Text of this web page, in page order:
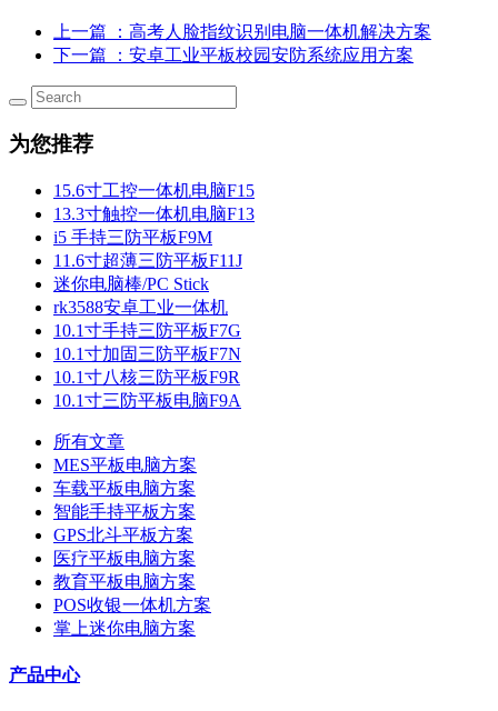
上一篇
：高考人脸指纹识别电脑一体机解决方案
下一篇
：安卓工业平板校园安防系统应用方案
为您推荐
15.6寸工控一体机电脑F15
13.3寸触控一体机电脑F13
i5 手持三防平板F9M
11.6寸超薄三防平板F11J
迷你电脑棒/PC Stick
rk3588安卓工业一体机
10.1寸手持三防平板F7G
10.1寸加固三防平板F7N
10.1寸八核三防平板F9R
10.1寸三防平板电脑F9A
所有文章
MES平板电脑方案
车载平板电脑方案
智能手持平板方案
GPS北斗平板方案
医疗平板电脑方案
教育平板电脑方案
POS收银一体机方案
掌上迷你电脑方案
产品中心